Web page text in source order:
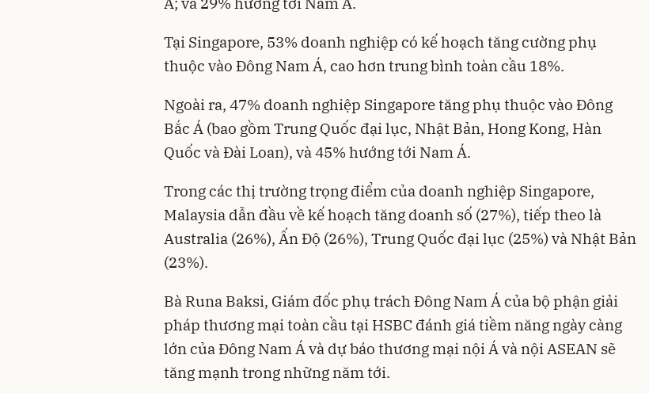
Tại Singapore, 53% doanh nghiệp có kế hoạch tăng cường phụ
thuộc vào Đông Nam Á, cao hơn trung bình toàn cầu 18%.
Ngoài ra, 47% doanh nghiệp Singapore tăng phụ thuộc vào Đông
Bắc Á (bao gồm Trung Quốc đại lục, Nhật Bản, Hong Kong, Hàn
Quốc và Đài Loan), và 45% hướng tới Nam Á.
Trong các thị trường trọng điểm của doanh nghiệp Singapore,
Malaysia dẫn đầu về kế hoạch tăng doanh số (27%), tiếp theo là
Australia (26%), Ấn Độ (26%), Trung Quốc đại lục (25%) và Nhật Bản
(23%).
Bà Runa Baksi, Giám đốc phụ trách Đông Nam Á của bộ phận giải
pháp thương mại toàn cầu tại HSBC đánh giá tiềm năng ngày càng
lớn của Đông Nam Á và dự báo thương mại nội Á và nội ASEAN sẽ
tăng mạnh trong những năm tới.